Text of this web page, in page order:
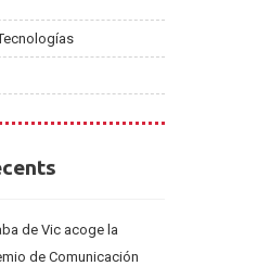
de Vic acoge la
de Comunicación